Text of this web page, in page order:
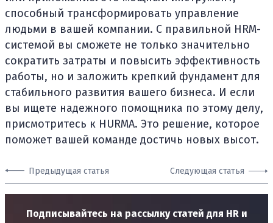
способный трансформировать управление
людьми в вашей компании. С правильной HRM-
системой вы сможете не только значительно
сократить затраты и повысить эффективность
работы, но и заложить крепкий фундамент для
стабильного развития вашего бизнеса. И если
вы ищете надежного помощника по этому делу,
присмотритесь к HURMA. Это решение, которое
поможет вашей команде достичь новых высот.
Предыдущая статья Следующая статья
Подписывайтесь на рассылку статей для HR и